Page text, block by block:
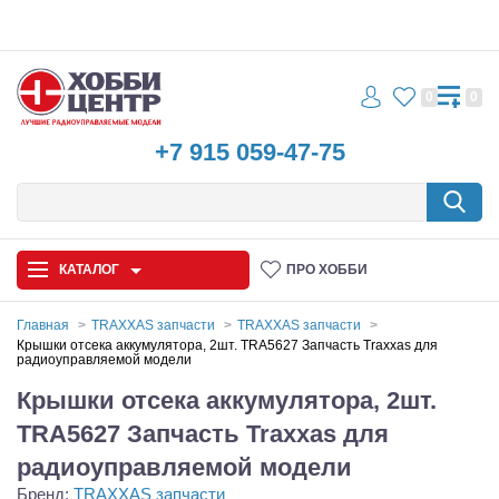
+7 915 059-47-75
0 0
КАТАЛОГ ПРО ХОББИ
Автомодели
Запчасти и аксессуары
Игрушки
Главная TRAXXAS запчасти
TRAXXAS запчасти
Крышки отсека аккумулятора, 2шт. TRA5627 Запчасть Traxxas для
радиоуправляемой модели
Крышки отсека аккумулятора, 2шт.
TRA5627 Запчасть Traxxas для
радиоуправляемой модели
Бренд: TRAXXAS запчасти